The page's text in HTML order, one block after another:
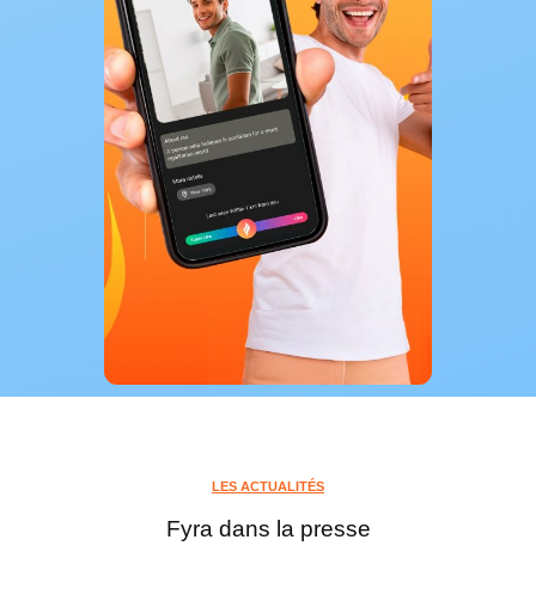
LES ACTUALITÉS
Fyra dans la presse